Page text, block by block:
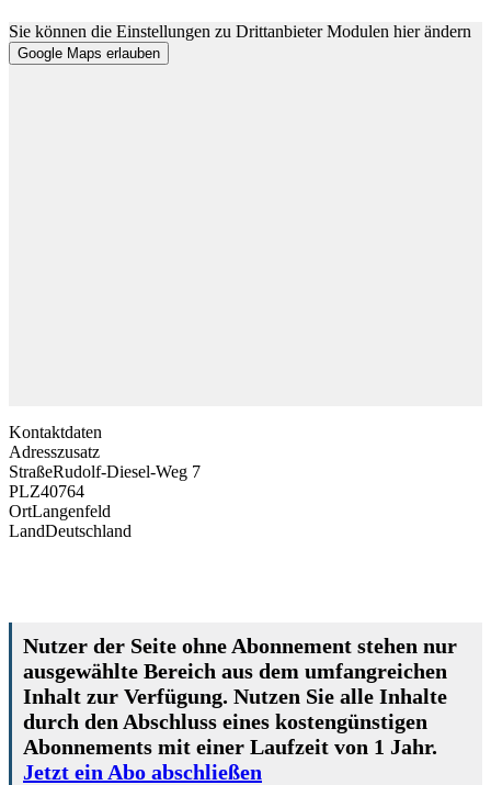
Sie können die Einstellungen zu Drittanbieter Modulen hier ändern
Google Maps erlauben
Kontaktdaten
Adresszusatz
StraßeRudolf-Diesel-Weg 7
PLZ40764
OrtLangenfeld
LandDeutschland
Nutzer der Seite ohne Abonnement stehen nur
ausgewählte Bereich aus dem umfangreichen
Inhalt zur Verfügung. Nutzen Sie alle Inhalte
durch den Abschluss eines kostengünstigen
Abonnements mit einer Laufzeit von 1 Jahr.
Jetzt ein Abo abschließen